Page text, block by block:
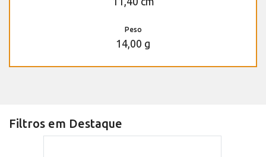
Peso
14,00 g
Filtros em Destaque